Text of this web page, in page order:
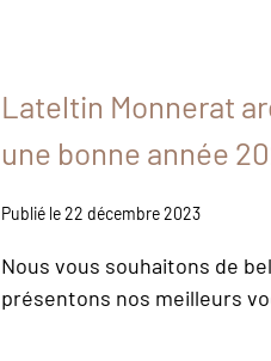
Lateltin Monnerat
une bonne année
Publié le 22 décembre 2023
Nous vous souhaitons de
présentons nos meilleurs